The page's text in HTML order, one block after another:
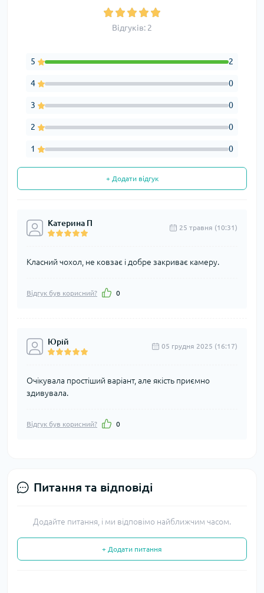
Відгуків: 2
5 2
4 0
3 0
2 0
1 0
+ Додати відгук
Катерина П 25 травня (10:31)
Класний чохол, не ковзає і добре закриває камеру.
Відгук був корисний? 0
Юрій 05 грудня 2025 (16:17)
Очікувала простіший варіант, але якість приємно
здивувала.
Відгук був корисний? 0
Питання та відповіді
Додайте питання, і ми відповімо найближчим часом.
+ Додати питання